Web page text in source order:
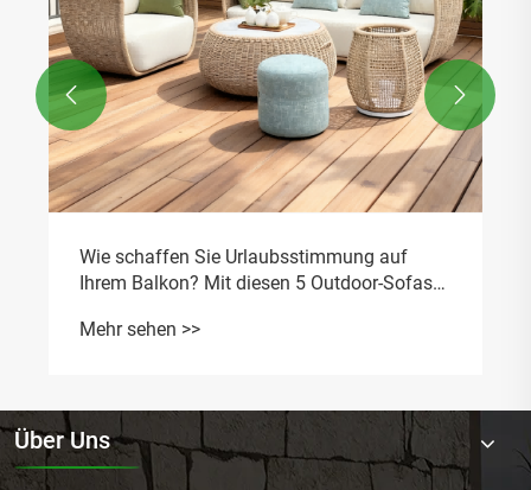
Wie schaffen Sie Urlaubsstimmung auf
Ihrem Balkon? Mit diesen 5 Outdoor-Sofas
Mehr sehen >>
 
Über Uns